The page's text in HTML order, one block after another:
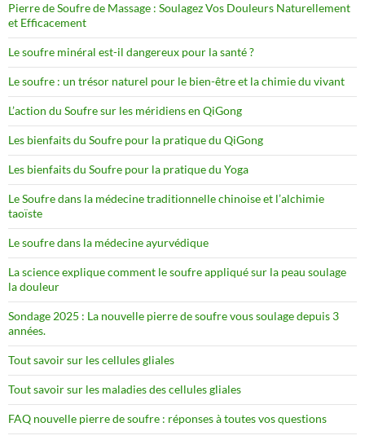
Pierre de Soufre de Massage : Soulagez Vos Douleurs Naturellement
et Efficacement
Le soufre minéral est-il dangereux pour la santé ?
Le soufre : un trésor naturel pour le bien-être et la chimie du vivant
L’action du Soufre sur les méridiens en QiGong
Les bienfaits du Soufre pour la pratique du QiGong
Les bienfaits du Soufre pour la pratique du Yoga
Le Soufre dans la médecine traditionnelle chinoise et l’alchimie
taoïste
Le soufre dans la médecine ayurvédique
La science explique comment le soufre appliqué sur la peau soulage
la douleur
Sondage 2025 : La nouvelle pierre de soufre vous soulage depuis 3
années.
Tout savoir sur les cellules gliales
Tout savoir sur les maladies des cellules gliales
FAQ nouvelle pierre de soufre : réponses à toutes vos questions